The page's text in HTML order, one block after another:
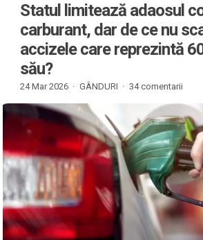
Statul limitează adaosul
carburant, dar de ce nu
accizele care reprezintă
său?
24 Mar 2026 · GÂNDURI · 34 comentarii